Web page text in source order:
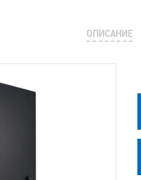
ОПИСАНИЕ